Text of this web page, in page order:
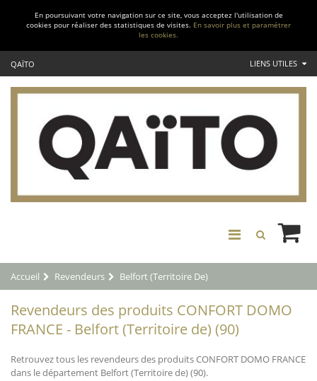
En poursuivant votre navigation sur ce site, vous acceptez l'utilisation de
cookies pour réaliser des statistiques de visites. En savoir plus et paramétrer
les cookies.
QAÏTO LIENS UTILES
Accueil Revendeurs Belfort (Territoire De)
Revendeurs des produits CONFORT DOMO
FRANCE - Belfort (Territoire de) (90)
Retrouvez tous les revendeurs des produits CONFORT DOMO FRANCE
dans le département Belfort (Territoire de) (90).